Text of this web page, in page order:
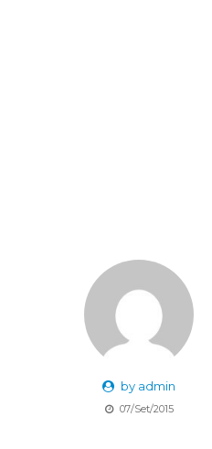
by admin
07/Set/2015